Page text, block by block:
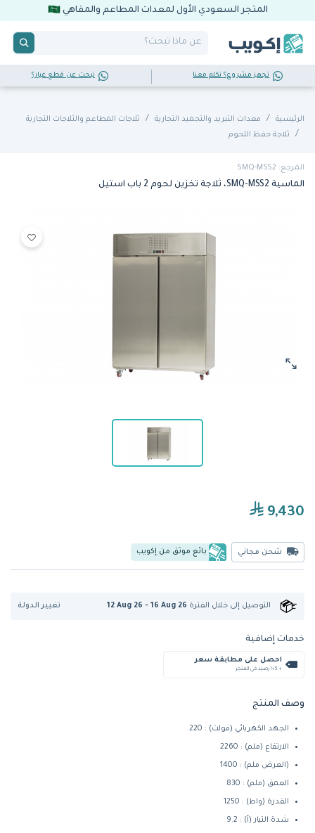
المتجر السعودي الأول لمعدات المطاعم والمقاهي
تجهز مشروع؟ تكلم معنا تبحث عن قطع غيار؟
الرئيسية معدات التبريد والتجميد التجارية
ثلاجات المطاعم والثلاجات التجارية
ثلاجة حفظ اللحوم
المرجع: SMQ-MSS2
الماسية SMQ-MSS2، ثلاجة تخزين لحوم 2 باب استيل
9,430
شحن مجاني بائع موثق من إكويب
التوصيل إلى خلال الفترة 12 Aug 26 - 16 Aug 26 تغيير الدولة
خدمات إضافية
احصل على مطابقة سعر
+ %5 رصيد في المتجر
وصف المنتج
الجهد الكهربائي (فولت) : 220
الارتفاع (ملم) : 2260
(العرض ملم) : 1400
العمق (ملم) : 830
القدرة (واط) : 1250
شدة التيار (أ) : 9.2